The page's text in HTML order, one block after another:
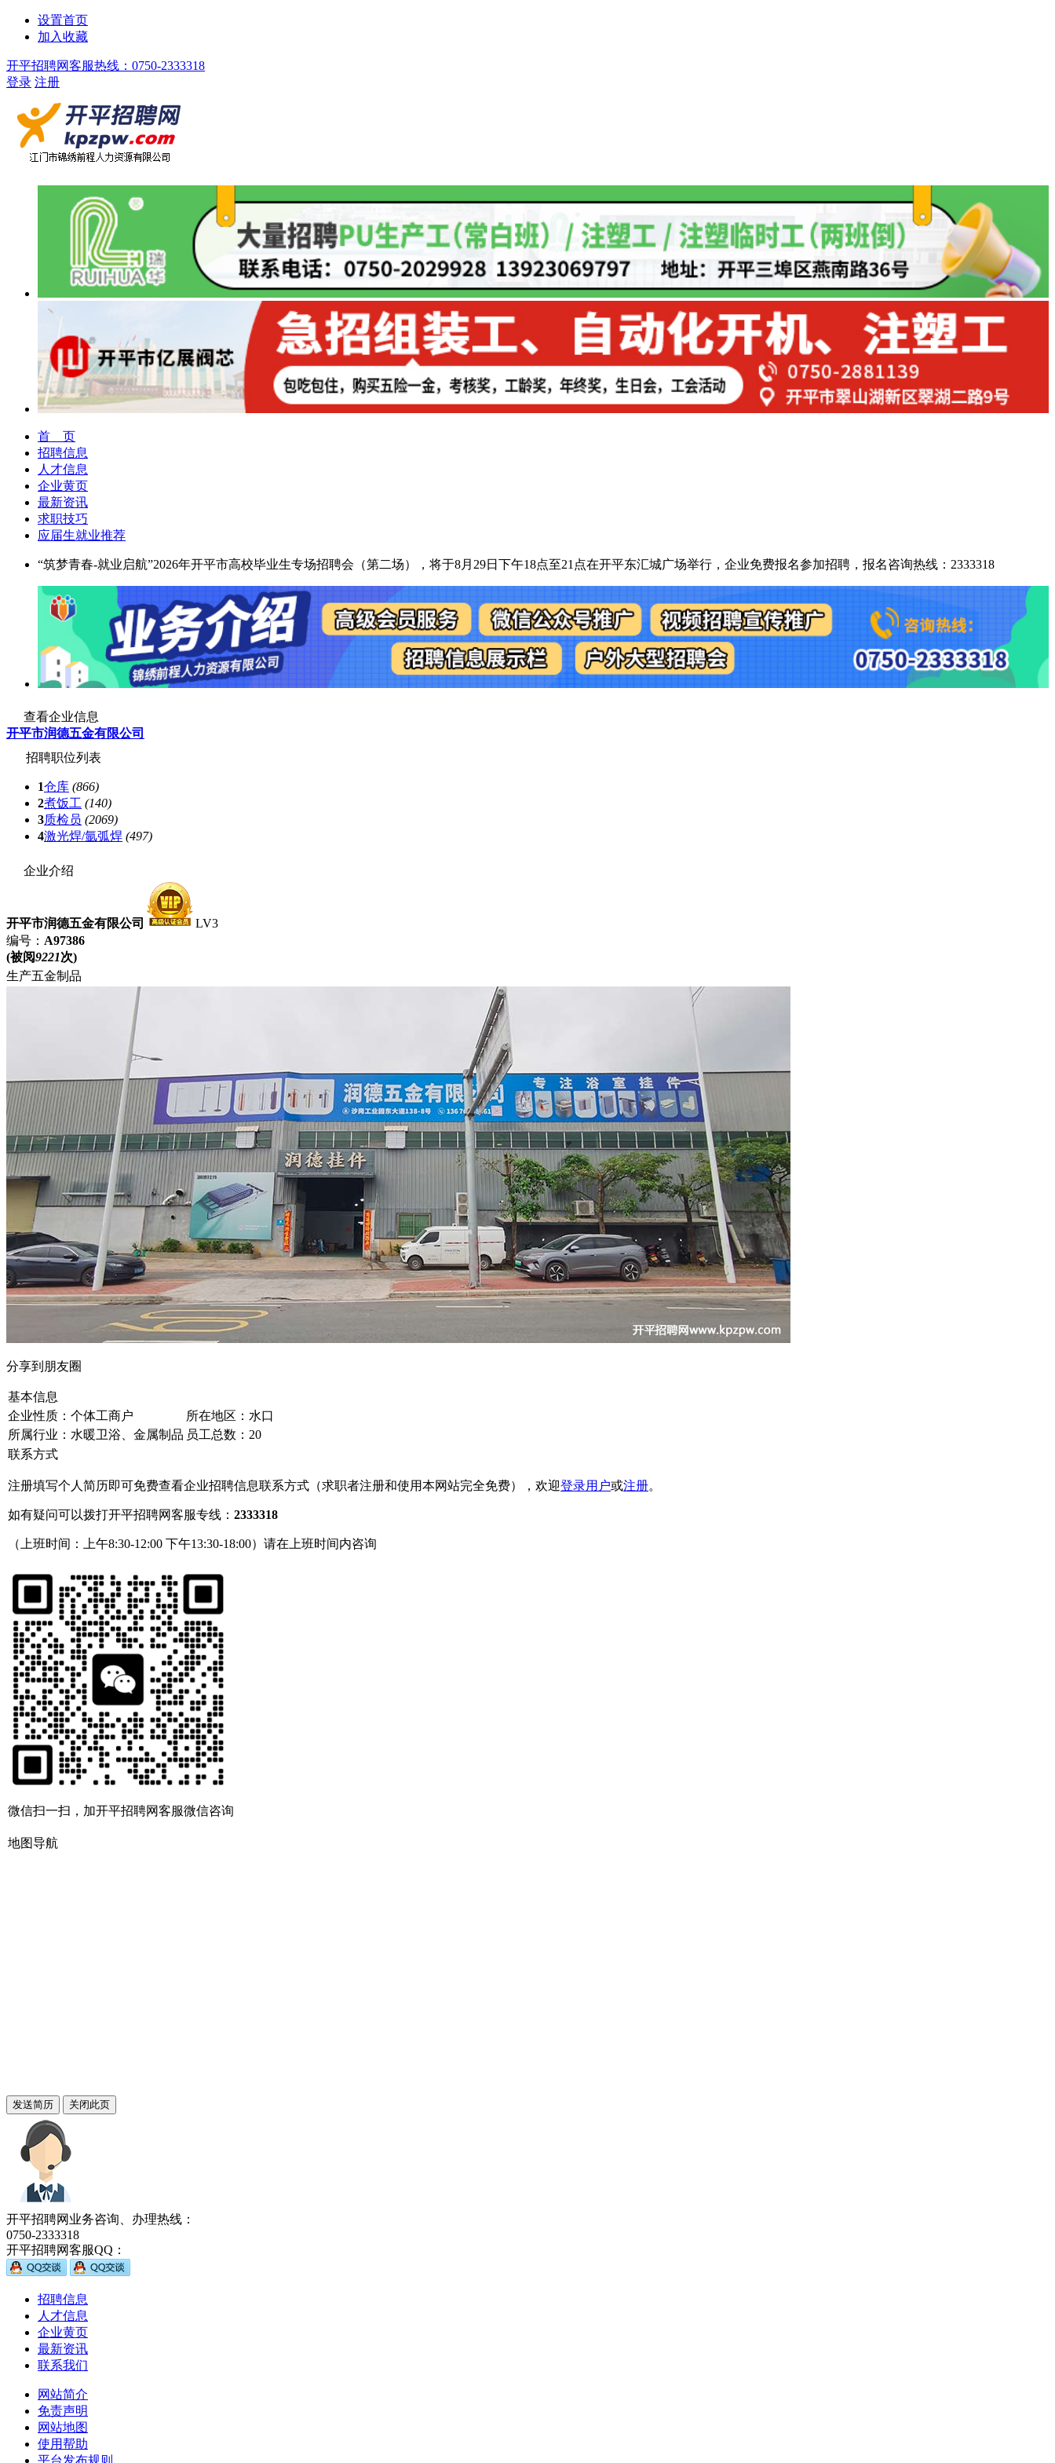
设置首页
加入收藏
开平招聘网客服热线：0750-2333318
登录 注册
首 页
招聘信息
人才信息
企业黄页
最新资讯
求职技巧
应届生就业推荐
“筑梦青春-就业启航”2026年开平市高校毕业生专场招聘会（第二场），将于8月29日下午18点至21点在开平东汇城广场举行，企业免费报名参加招聘，报名咨询热线：2333318
查看企业信息
开平市润德五金有限公司
招聘职位列表
1仓库 (866)
2煮饭工 (140)
3质检员 (2069)
4激光焊/氩弧焊 (497)
企业介绍
开平市润德五金有限公司
LV3
编号： A97386
(被阅9221次)
生产五金制品
分享到朋友圈
基本信息
企业性质：个体工商户
所在地区：水口
所属行业：水暖卫浴、金属制品 员工总数：20
联系方式
注册填写个人简历即可免费查看企业招聘信息联系方式（求职者注册和使用本网站完全免费），欢迎登录用户或注册。
如有疑问可以拨打开平招聘网客服专线： 2333318
（上班时间：上午8:30-12:00 下午13:30-18:00）请在上班时间内咨询
微信扫一扫，加开平招聘网客服微信咨询
地图导航
开平招聘网业务咨询、办理热线：
0750-2333318
开平招聘网客服QQ：
招聘信息
人才信息
企业黄页
最新资讯
联系我们
网站简介
免责声明
网站地图
使用帮助
平台发布规则